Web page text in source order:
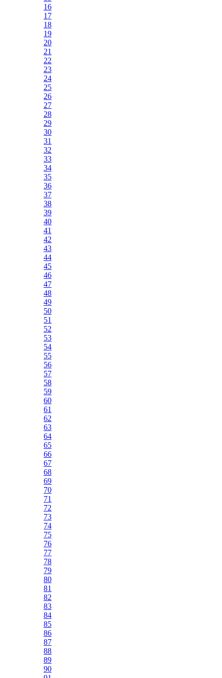
16
17
18
19
20
21
22
23
24
25
26
27
28
29
30
31
32
33
34
35
36
37
38
39
40
41
42
43
44
45
46
47
48
49
50
51
52
53
54
55
56
57
58
59
60
61
62
63
64
65
66
67
68
69
70
71
72
73
74
75
76
77
78
79
80
81
82
83
84
85
86
87
88
89
90